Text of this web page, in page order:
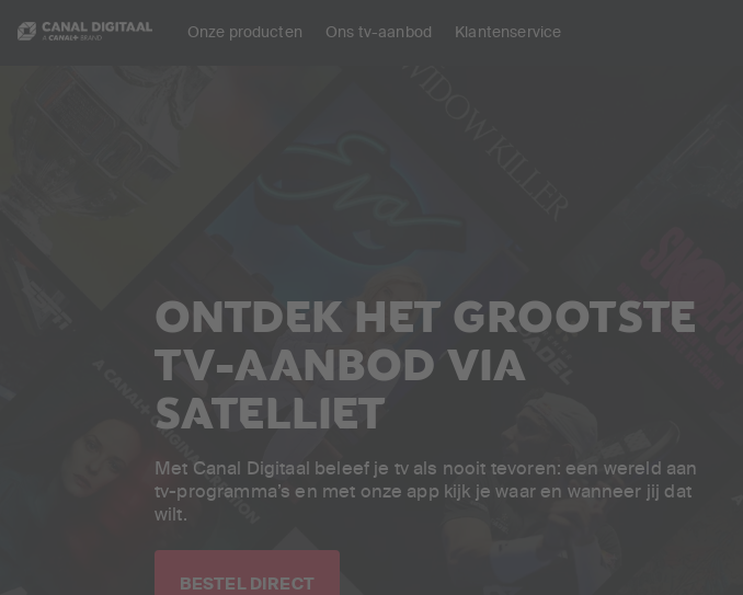
Onze producten Ons tv-aanbod Klantenservice
ONTDEK HET GROOTSTE
TV-AANBOD VIA
SATELLIET
Met Canal Digitaal beleef je tv als nooit tevoren: een wereld aan
tv-programma’s en met onze app kijk je waar en wanneer jij dat
wilt.
BESTEL DIRECT